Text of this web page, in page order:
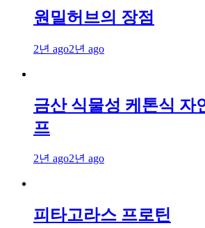
원밀허브의 장점
2년 ago2년 ago
금산 식물성 케톤식 자
프
2년 ago2년 ago
피타고라스 프로틴